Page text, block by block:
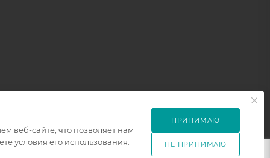
веб-сайте, что позволяет нам
условия его использования.
ПРИНИМАЮ
НЕ ПРИНИМАЮ